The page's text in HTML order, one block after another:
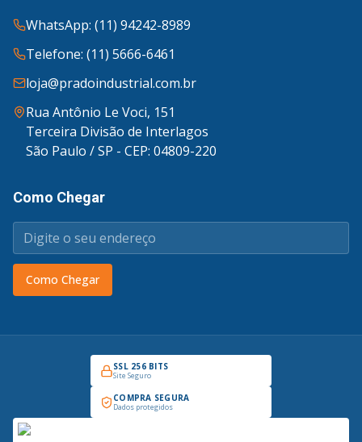
WhatsApp: (11) 94242-8989
Telefone: (11) 5666-6461
loja@pradoindustrial.com.br
Rua Antônio Le Voci, 151
Terceira Divisão de Interlagos
São Paulo / SP - CEP: 04809-220
Como Chegar
Como Chegar
SSL 256 BITS
Site Seguro
COMPRA SEGURA
Dados protegidos